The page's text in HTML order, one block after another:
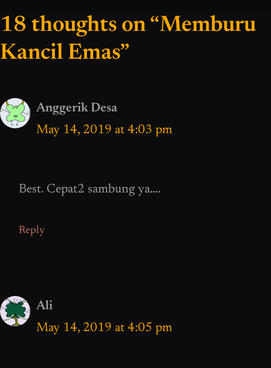
18 thoughts on “Memburu
Kancil Emas”
Anggerik Desa
May 14, 2019 at 4:03 pm
Best. Cepat2 sambung ya….
Reply
Ali
May 14, 2019 at 4:05 pm